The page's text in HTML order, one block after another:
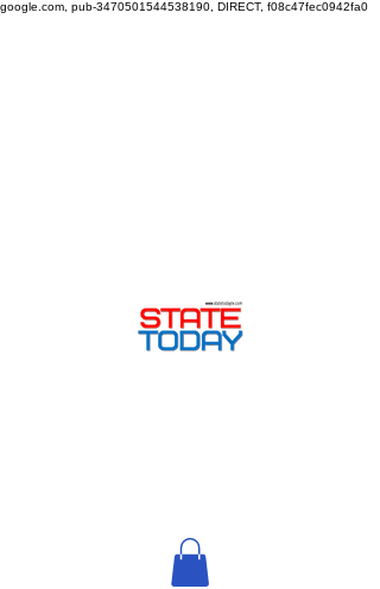
google.com, pub-3470501544538190, DIRECT, f08c47fec0942fa0